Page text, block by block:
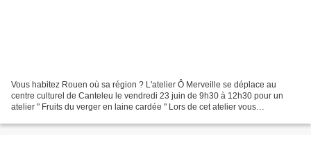
Vous habitez Rouen où sa région ? L'atelier Ô Merveille se déplace au
centre culturel de Canteleu le vendredi 23 juin de 9h30 à 12h30 pour un
atelier " Fruits du verger en laine cardée " Lors de cet atelier vous